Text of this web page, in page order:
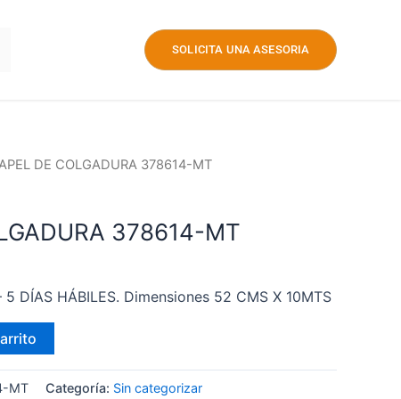
SOLICITA UNA ASESORIA
DE COLGADURA 378614-MT
378614-MT
DÍAS HÁBILES. Dimensiones 52 CMS X 10MTS
MT Categoría: Sin categorizar